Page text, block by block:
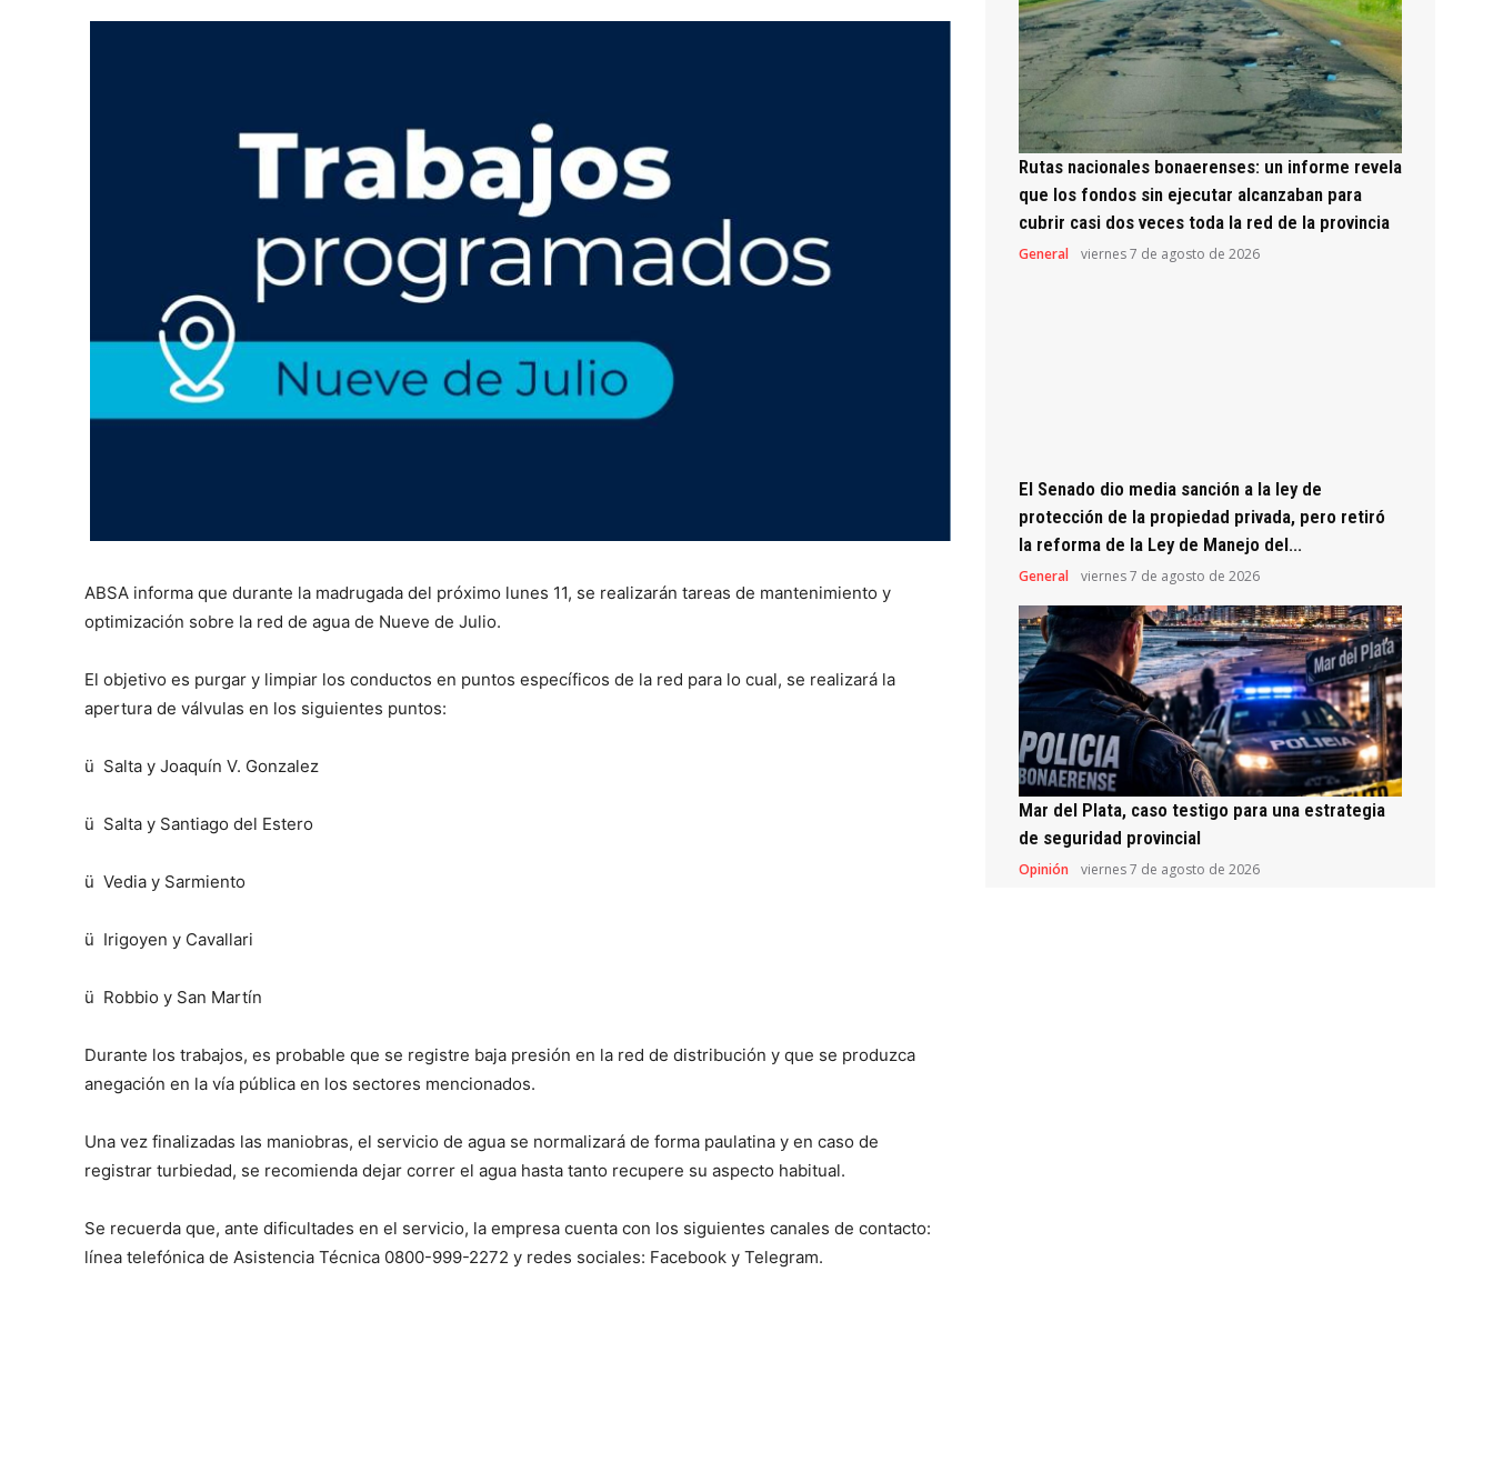
ABSA informa que durante la madrugada del próximo lunes 11, se realizarán tareas de mantenimiento y
optimización sobre la red de agua de Nueve de Julio.
El objetivo es purgar y limpiar los conductos en puntos específicos de la red para lo cual, se realizará la
apertura de válvulas en los siguientes puntos:
ü Salta y Joaquín V. Gonzalez
ü Salta y Santiago del Estero
ü Vedia y Sarmiento
ü Irigoyen y Cavallari
ü Robbio y San Martín
Durante los trabajos, es probable que se registre baja presión en la red de distribución y que se produzca
anegación en la vía pública en los sectores mencionados.
Una vez finalizadas las maniobras, el servicio de agua se normalizará de forma paulatina y en caso de
registrar turbiedad, se recomienda dejar correr el agua hasta tanto recupere su aspecto habitual.
Se recuerda que, ante dificultades en el servicio, la empresa cuenta con los siguientes canales de contacto:
línea telefónica de Asistencia Técnica 0800-999-2272 y redes sociales: Facebook y Telegram.
Rutas nacionales bonaerenses: un informe revela
que los fondos sin ejecutar alcanzaban para
cubrir casi dos veces toda la red de la provincia
General viernes 7 de agosto de 2026
El Senado dio media sanción a la ley de
protección de la propiedad privada, pero retiró
la reforma de la Ley de Manejo del...
General viernes 7 de agosto de 2026
Mar del Plata, caso testigo para una estrategia
de seguridad provincial
Opinión viernes 7 de agosto de 2026